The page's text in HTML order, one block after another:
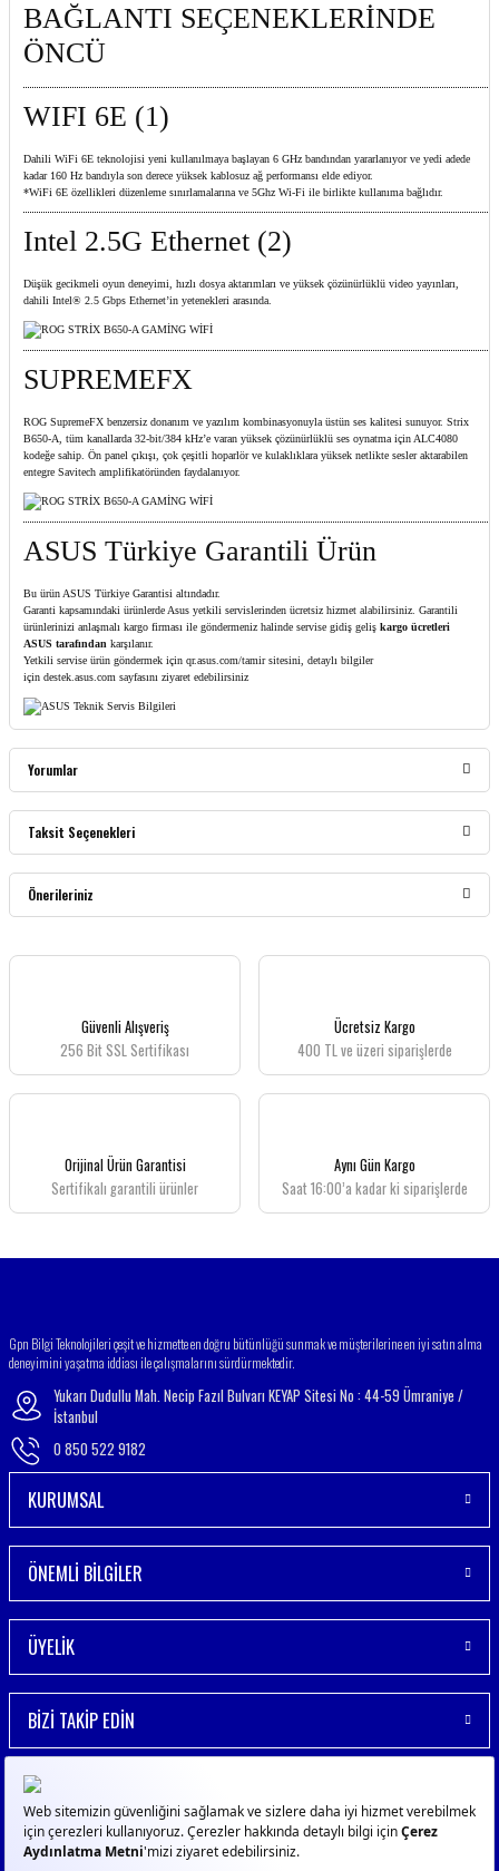
BAĞLANTI SEÇENEKLERİNDE
ÖNCÜ
WIFI 6E (1)
Dahili WiFi 6E teknolojisi yeni kullanılmaya başlayan 6 GHz bandından yararlanıyor ve yedi adede
kadar 160 Hz bandıyla son derece yüksek kablosuz ağ performansı elde ediyor.
*WiFi 6E özellikleri düzenleme sınırlamalarına ve 5Ghz Wi-Fi ile birlikte kullanıma bağlıdır.
Intel 2.5G Ethernet (2)
Düşük gecikmeli oyun deneyimi, hızlı dosya aktarımları ve yüksek çözünürlüklü video yayınları,
dahili Intel® 2.5 Gbps Ethernet’in yetenekleri arasında.
SUPREMEFX
ROG SupremeFX benzersiz donanım ve yazılım kombinasyonuyla üstün ses kalitesi sunuyor. Strix
B650-A, tüm kanallarda 32-bit/384 kHz’e varan yüksek çözünürlüklü ses oynatma için ALC4080
kodeğe sahip. Ön panel çıkışı, çok çeşitli hoparlör ve kulaklıklara yüksek netlikte sesler aktarabilen
entegre Savitech amplifikatöründen faydalanıyor.
ASUS Türkiye Garantili Ürün
Bu ürün ASUS Türkiye Garantisi altındadır.
Garanti kapsamındaki ürünlerde Asus yetkili servislerinden ücretsiz hizmet alabilirsiniz. Garantili
ürünlerinizi anlaşmalı kargo firması ile göndermeniz halinde servise gidiş geliş kargo ücretleri
ASUS tarafından karşılanır.
Yetkili servise ürün göndermek için qr.asus.com/tamirsitesini, detaylı bilgiler
için destek.asus.com sayfasını ziyaret edebilirsiniz
Yorumlar
Bu ürüne ilk yorumu siz yapın!
Taksit Seçenekleri
Önerileriniz
Bu ürünün fiyat bilgisi, resim, ürün açıklamalarında ve diğer konularda yetersiz
Ürün resmi kalitesiz, bozuk veya görüntülenemiyor.
Ürün açıklamasında eksik bilgiler bulunuyor.
Ürün fiyatı diğer sitelerden daha pahalı.
Bu ürüne benzer farklı alternatifler olmalı.
Güvenli Alışveriş
256 Bit SSL Sertifikası
Ücretsiz Kargo
400 TL ve üzeri siparişlerde
Orijinal Ürün Garantisi
Sertifikalı garantili ürünler
Aynı Gün Kargo
Saat 16:00’a kadar ki siparişlerde
Gpn Bilgi Teknolojileri çeşit ve hizmette en doğru bütünlüğü sunmak ve müşterilerine en iyi satın alma
deneyimini yaşatma iddiası ile çalışmalarını sürdürmektedir.
Yukarı Dudullu Mah. Necip Fazıl Bulvarı KEYAP Sitesi No : 44-59 Ümraniye /
İstanbul
0 850 522 9182
KURUMSAL
ÖNEMLİ BİLGİLER
ÜYELİK
BİZİ TAKİP EDİN